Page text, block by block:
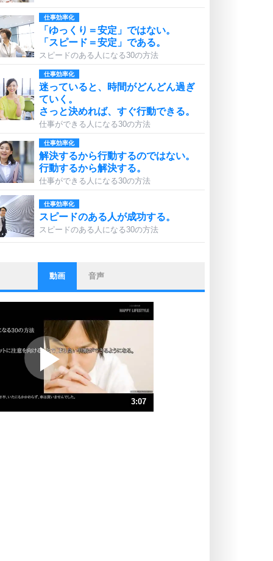
仕事効率化
「ゆっくり＝安定」ではない。
「スピード＝安定」である。
スピードのある人になる30の方法
仕事効率化
迷っていると、時間がどんどん過ぎ
ていく。
さっと決めれば、すぐ行動できる。
仕事ができる人になる30の方法
仕事効率化
解決するから行動するのではない。
行動するから解決する。
仕事ができる人になる30の方法
仕事効率化
スピードのある人が成功する。
スピードのある人になる30の方法
ストレス対策
他人と比べない。
いっそのこと、他人を見ない。
プラス思考
ポジティブになれない原因は、行動
しないから。
ポジティブ思考になる30の方法
ストレス対策
動画 音声
3:07